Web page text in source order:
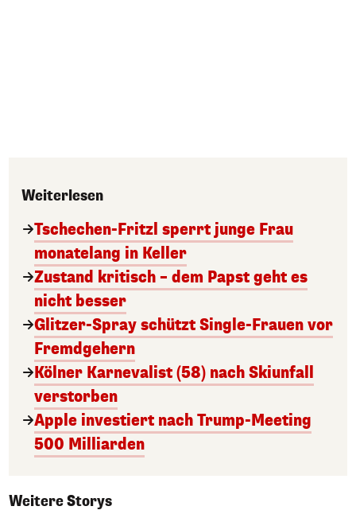
Weiterlesen
Tschechen-Fritzl sperrt junge Frau
monatelang in Keller
Zustand kritisch – dem Papst geht es
nicht besser
Glitzer-Spray schützt Single-Frauen vor
Fremdgehern
Kölner Karnevalist (58) nach Skiunfall
verstorben
Apple investiert nach Trump-Meeting
500 Milliarden
Weitere Storys